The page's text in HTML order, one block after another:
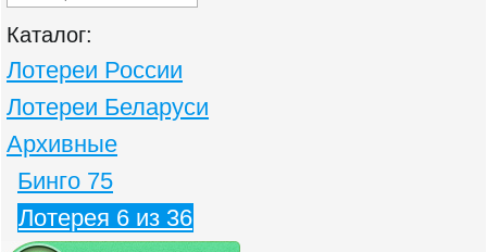
Каталог:
Лотереи России
Лотереи Беларуси
Архивные
Бинго 75
Лотерея 6 из 36